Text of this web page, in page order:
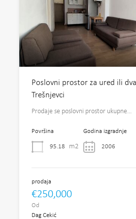
Poslovni prostor za ured ili
Trešnjevci
Prodaje se poslovni prostor ukupne…
Površina
95.18 m2
Godina izgradnje
2006
prodaja
€250,000
Od
Dag Cekić